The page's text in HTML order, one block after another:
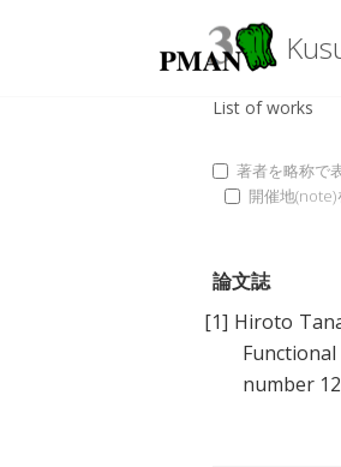
List of works
著者を略称で
開催地(note)
論文誌
[1] Hiroto
Functional
number